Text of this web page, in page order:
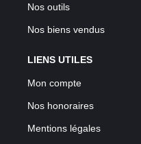
Nos outils
Nos biens vendus
LIENS UTILES
Mon compte
Nos honoraires
Mentions légales